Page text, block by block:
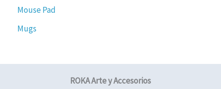
Mouse Pad
Mugs
ROKA Arte y Accesorios